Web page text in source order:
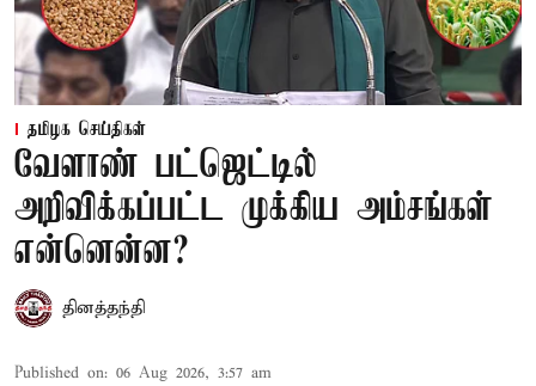
தமிழக செய்திகள்
வேளாண் பட்ஜெட்டில்
அறிவிக்கப்பட்ட முக்கிய அம்சங்கள்
என்னென்ன?
தினத்தந்தி
Published on: 06 Aug 2026, 3:57 am